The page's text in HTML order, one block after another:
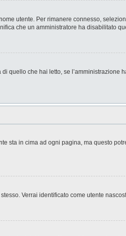
utente. Per rimanere connesso,
che un amministratore ha disabilitato
quello che hai letto, se l’amministrazione
sta in cima ad ogni pagina, ma questo
Verrai identificato come utente